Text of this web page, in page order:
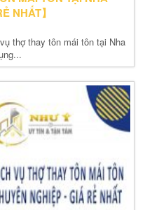
NHẤT】
thợ thay tôn mái tôn tại Nha